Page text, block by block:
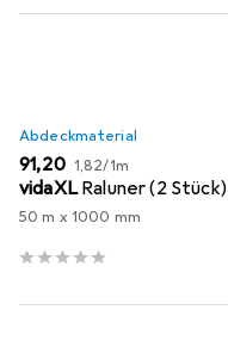
Abdeckmaterial
EUR
91,20 EUR
1,82/1m
vidaXL Raluner (2 Stück)
50 m x 1000 mm